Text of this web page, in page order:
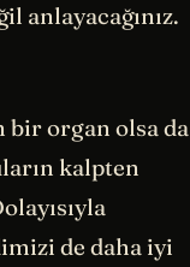
anlayacağınız.
bir organ olsa da
kalpten
de daha iyi